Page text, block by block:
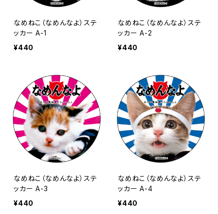
なめねこ（なめんなよ）ステ
ッカー A-1
¥440
なめねこ（なめんなよ）ステ
ッカー A-2
¥440
なめねこ（なめんなよ）ステ
ッカー A-3
¥440
なめねこ（なめんなよ）ステ
ッカー A-4
¥440